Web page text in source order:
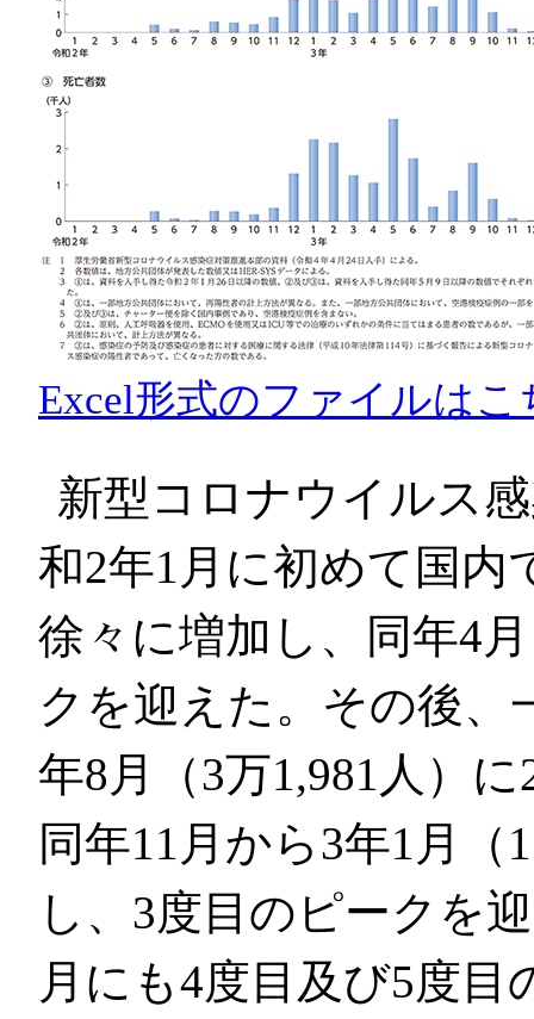
Excel形式のファイルはこ
新型コロナウイルス
和2年1月に初めて国内
徐々に増加し、同年4
クを迎えた。その後、
年8月（3万1,981人）
同年11月から3年1月（
し、3度目のピークを
月にも4度目及び5度